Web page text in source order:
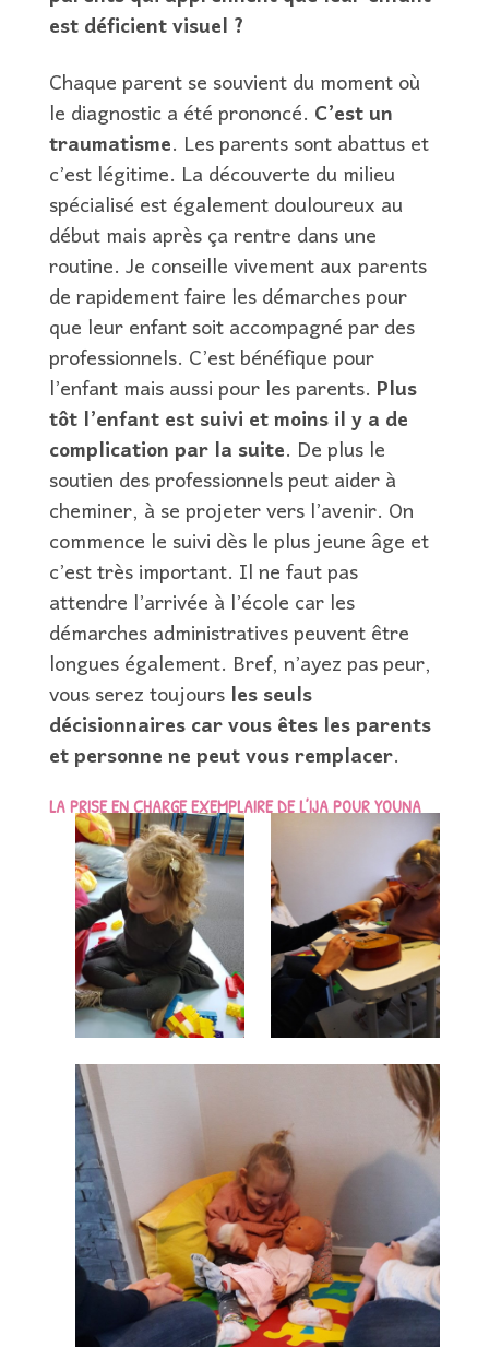
est déficient visuel ?
Chaque parent se souvient du moment où
le diagnostic a été prononcé.C’est un
traumatisme. Les parents sont abattus et
c’est légitime. La découverte du milieu
spécialisé est également douloureux au
début mais après ça rentre dans une
routine. Je conseille vivement aux parents
de rapidement faire les démarches pour
que leur enfant soit accompagné par des
professionnels. C’est bénéfique pour
l’enfant mais aussi pour les parents.Plus
tôt l’enfant est suivi et moins il y a de
complication par la suite. De plus le
soutien des professionnels peut aider à
cheminer, à se projeter vers l’avenir. On
commence le suivi dès le plus jeune âge et
c’est très important. Il ne faut pas
attendre l’arrivée à l’école car les
démarches administratives peuvent être
longues également. Bref, n’ayez pas peur,
vous serez toujoursles seuls
décisionnaires car vous êtes les parents
et personne ne peut vous remplacer.
LA PRISE EN CHARGE EXEMPLAIRE DE L’IJA POUR YOUNA